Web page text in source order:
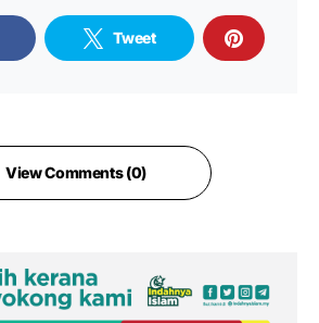
Tweet
View Comments (0)